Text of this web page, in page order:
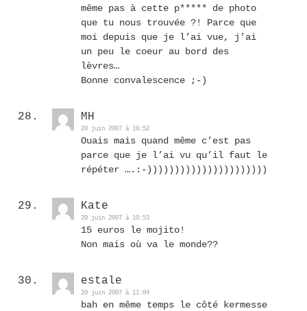
même pas à cette p***** de photo
que tu nous trouvée ?! Parce que
moi depuis que je l’ai vue, j’ai
un peu le coeur au bord des
lèvres…
Bonne convalescence ;-)
MH
20 juin 2007 à 10:52
Ouais mais quand même c’est pas
parce que je l’ai vu qu’il faut le
répéter ….:-))))))))))))))))))))))
Kate
20 juin 2007 à 10:53
15 euros le mojito!
Non mais où va le monde??
estale
20 juin 2007 à 11:04
bah en même temps le côté kermesse